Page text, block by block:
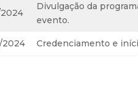
2024
Divulgação da
evento.
2024 Credenciamento e